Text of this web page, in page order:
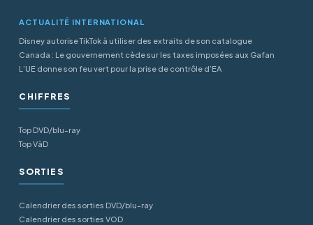
ACTUALITÉ INTERNATIONAL
Disney autorise TikTok à utiliser des extraits de son catalogue
Canada : Le gouvernement cède sur les taxes imposées aux Gafan
L’UE donne son feu vert pour la prise de contrôle d’EA
CHIFFRES
Top DVD/blu-ray
Top VàD
SORTIES
Calendrier des sorties DVD/blu-ray
Calendrier des sorties VOD